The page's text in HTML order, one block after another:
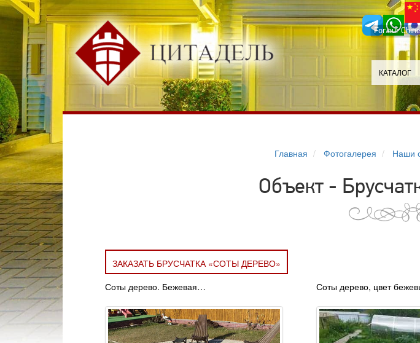
For our
КАТАЛОГ
Главная Фотогалерея Наши
Объект -
ЗАКАЗАТЬ БРУСЧАТКА «СОТЫ ДЕРЕВО»
Соты дерево. Бежевая…
Соты дерево, цвет